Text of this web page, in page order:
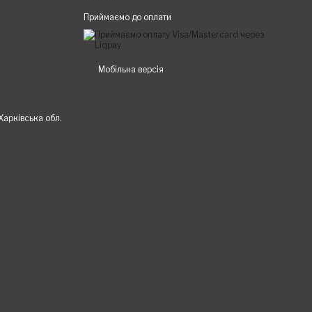
обл.
Приймаємо до оплати
Мобільна версія